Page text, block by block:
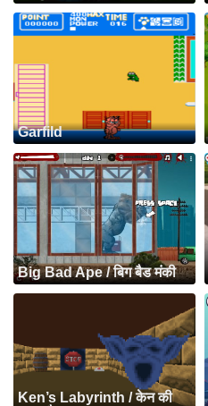
Garfild
Big Bad Ape / बिग बैड मंकी
Ken’s Labyrinth / केन की